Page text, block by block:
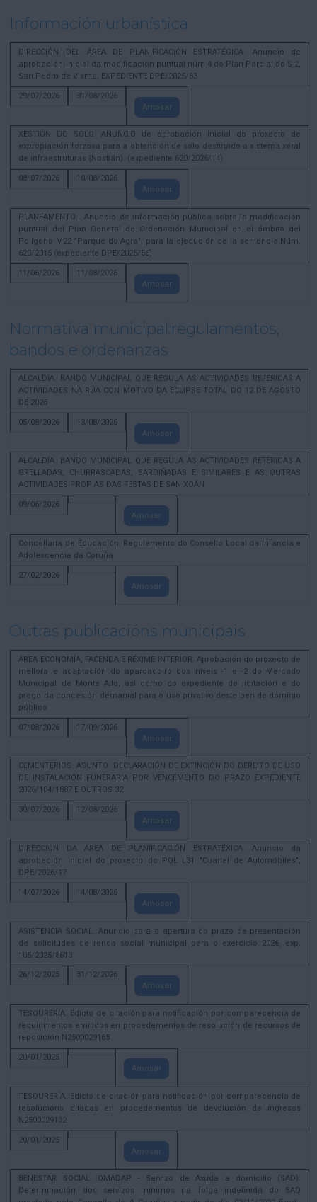
Información urbanística
DIRECCIÓN DEL ÁREA DE PLANIFICACIÓN ESTRATÉGICA. Anuncio de
aprobación inicial da modificación puntual núm 4 do Plan Parcial do S-2,
San Pedro de Visma, EXPEDIENTE DPE/2025/83
29/07/2026
31/08/2026
Amosar
XESTIÓN DO SOLO. ANUNCIO de aprobación inicial do proxecto de
expropiación forzosa para a obtención de solo destinado a sistema xeral
de infraestruturas (Nostián). (expediente 620/2026/14)
08/07/2026
10/08/2026
Amosar
PLANEAMENTO . Anuncio de información pública sobre la modificación
puntual del Plan General de Ordenación Municipal en el ámbito del
Polígono M22 "Parque do Agra", para la ejecución de la sentencia Núm.
620/2015 (expediente DPE/2025/56)
11/06/2026
11/08/2026
Amosar
Normativa municipal:regulamentos,
bandos e ordenanzas
ALCALDÍA. BANDO MUNICIPAL QUE REGULA AS ACTIVIDADES REFERIDAS A
ACTIVIDADES NA RÚA CON MOTIVO DA ECLIPSE TOTAL DO 12 DE AGOSTO
DE 2026
05/08/2026
13/08/2026
Amosar
ALCALDÍA. BANDO MUNICIPAL QUE REGULA AS ACTIVIDADES REFERIDAS A
GRELLADAS, CHURRASCADAS, SARDIÑADAS E SIMILARES E AS OUTRAS
ACTIVIDADES PROPIAS DAS FESTAS DE SAN XOÁN
09/06/2026
Amosar
Concellaría de Educación. Regulamento do Consello Local da Infancia e
Adolescencia da Coruña
27/02/2026
Amosar
Outras publicacións municipais
ÁREA ECONOMÍA, FACENDA E RÉXIME INTERIOR. Aprobación do proxecto de
mellora e adaptación do aparcadoiro dos niveis -1 e -2 do Mercado
Municipal de Monte Alto, así como do expediente de licitación e do
prego da concesión demanial para o uso privativo deste ben de dominio
público
07/08/2026
17/09/2026
Amosar
CEMENTERIOS. ASUNTO: DECLARACIÓN DE EXTINCIÓN DO DEREITO DE USO
DE INSTALACIÓN FUNERARIA POR VENCEMENTO DO PRAZO EXPEDIENTE
2026/104/1887 E OUTROS 32
30/07/2026
12/08/2026
Amosar
DIRECCIÓN DA ÁREA DE PLANIFICACIÓN ESTRATÉXICA. Anuncio da
aprobación inicial do proxecto do POL L31 "Cuartel de Automóbiles",
DPE/2026/17
14/07/2026
14/08/2026
Amosar
ASISTENCIA SOCIAL. Anuncio para a apertura do prazo de presentación
de solicitudes de renda social municipal para o exercicio 2026, exp.
105/2025/8613
26/12/2025
31/12/2026
Amosar
TESOURERÍA. Edicto de citación para notificación por comparecencia de
requirimentos emitidos en procedementos de resolución de recursos de
reposición N2500029165
20/01/2025
Amosar
TESOURERÍA. Edicto de citación para notificación por comparecencia de
resolucións ditadas en procedementos de devolución de ingresos
N2500029132
20/01/2025
Amosar
BENESTAR SOCIAL. OMADAP - Servizo de Axuda a domicilio (SAD):
Determinación dos servizos mínimos na folga indefinida do SAD